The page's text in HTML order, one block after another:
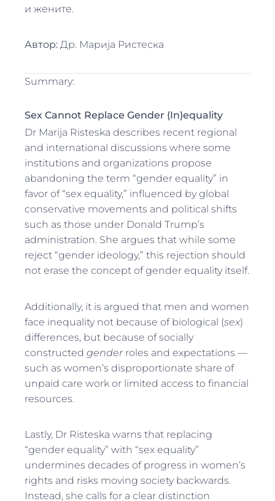
и жените.
Автор:Др. Марија Ристеска
Summary:
Sex Cannot Replace Gender (In)equality
Dr Marija Risteska describes recent regional
and international discussions where some
institutions and organizations propose
abandoning the term “gender equality” in
favor of “sex equality,” influenced by global
conservative movements and political shifts
such as those under Donald Trump’s
administration. She argues that while some
reject “gender ideology,” this rejection should
not erase the concept of gender equality itself.
Additionally, it is argued that men and women
face inequality not because of biological (sex)
differences, but because of socially
constructedgenderroles and expectations —
such as women’s disproportionate share of
unpaid care work or limited access to financial
resources.
Lastly, Dr Risteska warns that replacing
“gender equality” with “sex equality”
undermines decades of progress in women’s
rights and risks moving society backwards.
Instead, she calls for a clear distinction